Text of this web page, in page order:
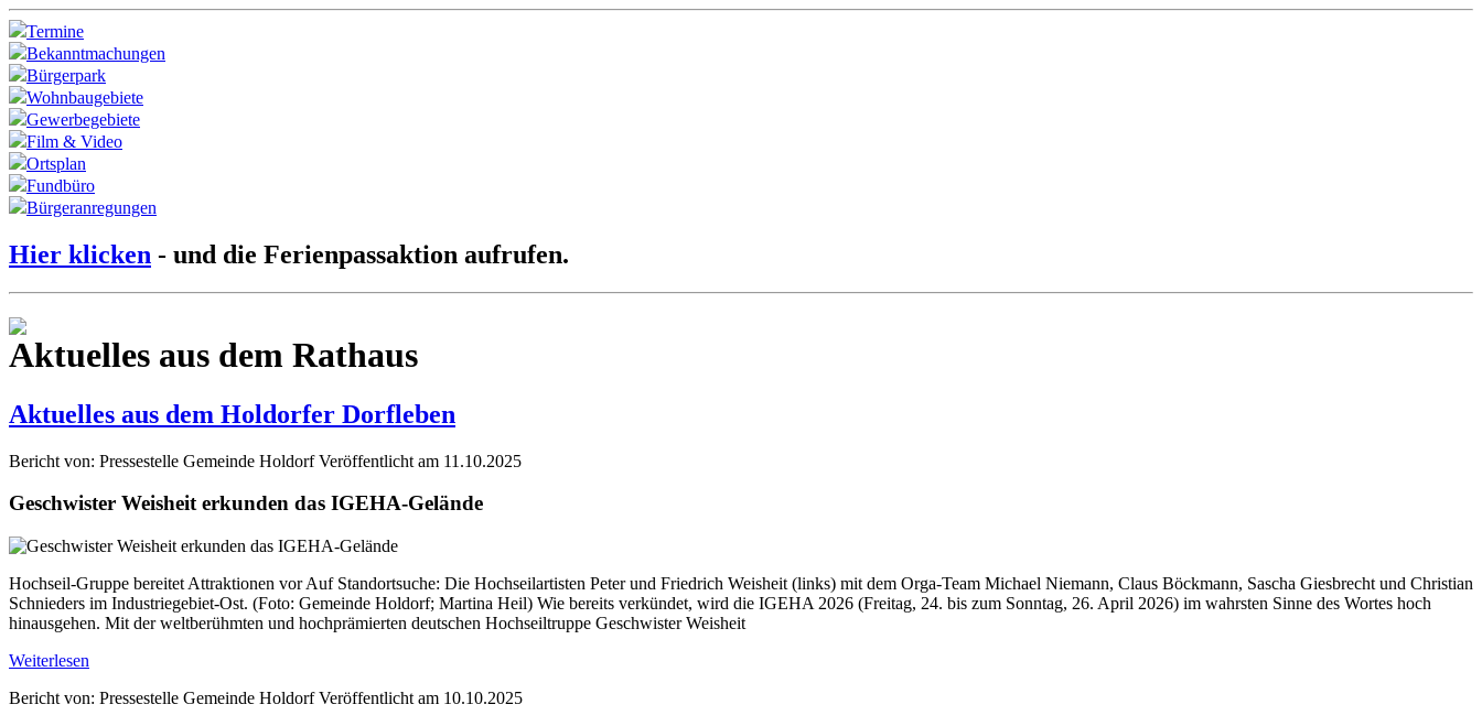
Termine
Bekanntmachungen
Bürgerpark
Wohnbaugebiete
Gewerbegebiete
Film & Video
Ortsplan
Fundbüro
Bürgeranregungen
Hier klicken - und die Ferienpassaktion aufrufen.
Aktuelles aus dem Rathaus
Aktuelles aus dem Holdorfer Dorfleben
Bericht von: Pressestelle Gemeinde Holdorf Veröffentlicht am 11.10.2025
Geschwister Weisheit erkunden das IGEHA-Gelände
Hochseil-Gruppe bereitet Attraktionen vor Auf Standortsuche: Die Hochseilartisten Peter und Friedrich Weisheit (links) mit dem Orga-Team Michael Niemann, Claus Böckmann, Sascha Giesbrecht und Christian
Schnieders im Industriegebiet-Ost. (Foto: Gemeinde Holdorf; Martina Heil) Wie bereits verkündet, wird die IGEHA 2026 (Freitag, 24. bis zum Sonntag, 26. April 2026) im wahrsten Sinne des Wortes hoch
hinausgehen. Mit der weltberühmten und hochprämierten deutschen Hochseiltruppe Geschwister Weisheit
Weiterlesen
Bericht von: Pressestelle Gemeinde Holdorf Veröffentlicht am 10.10.2025